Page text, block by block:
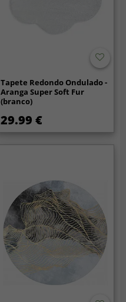
Tapete Redondo Ondulado -
Aranga Super Soft Fur
(branco)
29.99 €